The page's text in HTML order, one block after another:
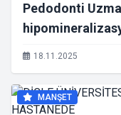
Pedodonti
18.11.2025
MANŞET